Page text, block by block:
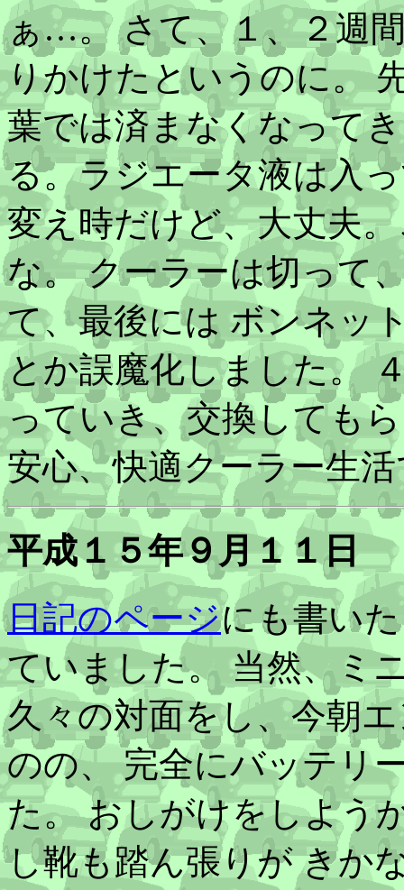
ぁ…。 さて、１、２週
りかけたというのに。
葉では済まなくなって
る。ラジエータ液は入
変え時だけど、大丈夫
な。 クーラーは切って
て、最後には ボンネッ
とか誤魔化しました。
っていき、交換しても
安心、快適クーラー生
平成１５年９月１１日
日記のページにも書い
ていました。 当然、ミ
久々の対面をし、今朝
のの、 完全にバッテリ
た。 おしがけをしよう
し靴も踏ん張りが きか